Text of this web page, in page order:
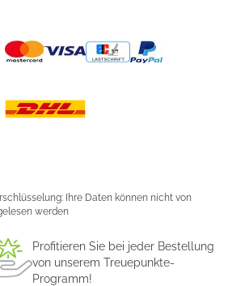
Ihre Daten können nicht von
werden
Profitieren Sie bei jeder Bestellung
von unserem Treuepunkte-
Programm!